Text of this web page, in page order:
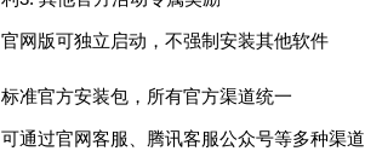
官网版可独立启动，不强制安装其他软件
标准官方安装包，所有官方渠道统一
可通过官网客服、腾讯客服公众号等多种渠道